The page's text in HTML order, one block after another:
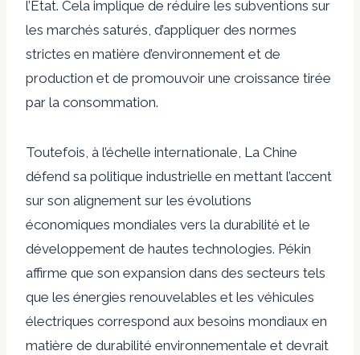
l’État. Cela implique de réduire les subventions sur
les marchés saturés, d’appliquer des normes
strictes en matière d’environnement et de
production et de promouvoir une croissance tirée
par la consommation.
Toutefois, à l’échelle internationale, La Chine
défend sa politique industrielle en mettant l’accent
sur son alignement sur les évolutions
économiques mondiales vers la durabilité et le
développement de hautes technologies. Pékin
affirme que son expansion dans des secteurs tels
que les énergies renouvelables et les véhicules
électriques correspond aux besoins mondiaux en
matière de durabilité environnementale et devrait